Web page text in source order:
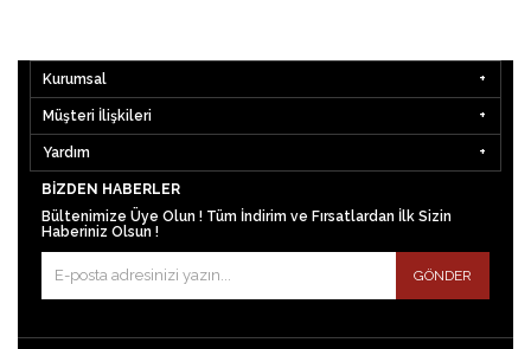
Kurumsal
Müşteri İlişkileri
Yardım
BIZDEN HABERLER
Bültenimize Üye Olun ! Tüm İndirim ve Fırsatlardan İlk Sizin
Haberiniz Olsun !
GÖNDER